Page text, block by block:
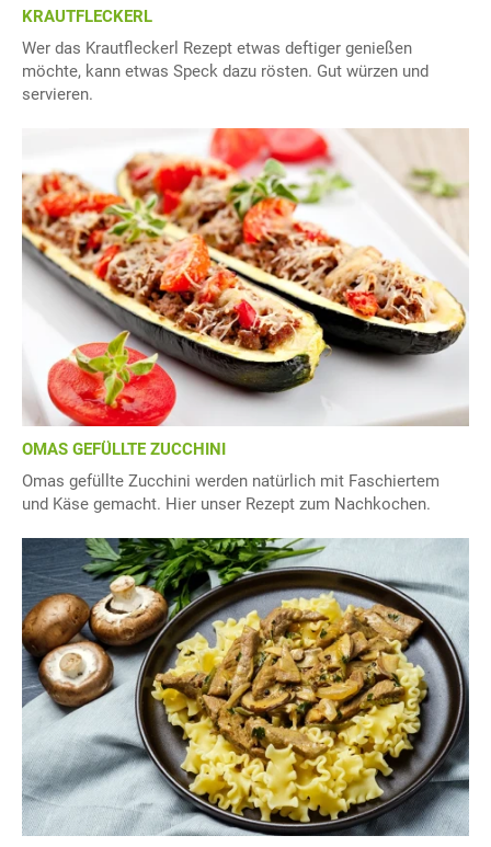
KRAUTFLECKERL
Wer das Krautfleckerl Rezept etwas deftiger genießen
möchte, kann etwas Speck dazu rösten. Gut würzen und
servieren.
OMAS GEFÜLLTE ZUCCHINI
Omas gefüllte Zucchini werden natürlich mit Faschiertem
und Käse gemacht. Hier unser Rezept zum Nachkochen.